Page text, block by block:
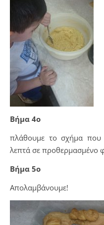
Βήμα 4ο
πλάθουμε το σχήμα που
λεπτά σε προθερμασμένο
Βήμα 5ο
Απολαμβάνουμε!